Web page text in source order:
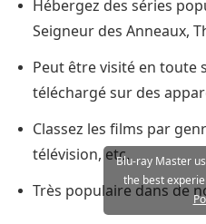
Hébergez des séries
Seigneur des Anneaux,
Peut être visité en toute
téléchargé sur des
Classez les films par
télévision, etc.
Très populaire dans de
Blu-ray Master
the best